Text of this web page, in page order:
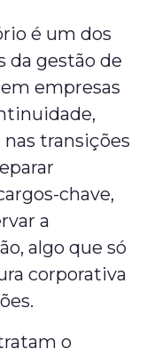
é um dos
da gestão de
empresas
transições
chave,
a
algo que só
corporativa
o